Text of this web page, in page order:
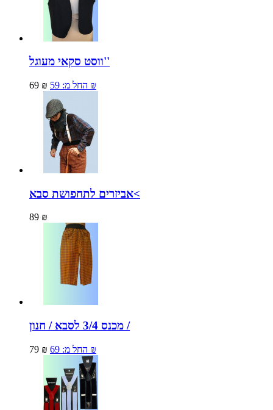
ווסט סקאי מעוגל''
69 ₪ החל מ: 59 ₪
אביזרים לתחפושת סבא<
89 ₪
מכנס 3/4 לסבא / חנון /
79 ₪ החל מ: 69 ₪